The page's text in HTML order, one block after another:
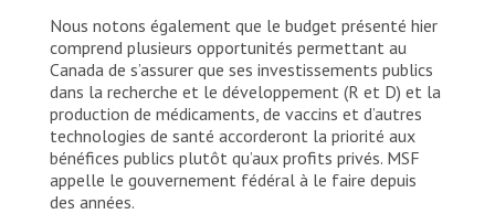
Nous notons également que le budget présenté hier
comprend plusieurs opportunités permettant au
Canada de s’assurer que ses investissements publics
dans la recherche et le développement (R et D) et la
production de médicaments, de vaccins et d’autres
technologies de santé accorderont la priorité aux
bénéfices publics plutôt qu’aux profits privés. MSF
appelle le gouvernement fédéral à le faire depuis
des années.